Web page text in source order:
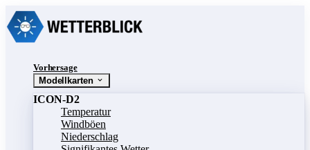
Vorhersage
Modellkarten
ICON-D2
Temperatur
Windböen
Niederschlag